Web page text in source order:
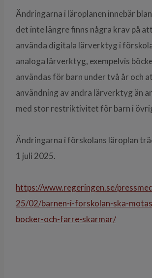
Ändringarna i läroplanen innebär
det inte längre finns några krav på
använda digitala lärverktyg i
analoga lärverktyg, exempelvis
användas för barn under två år och
användning av andra lärverktyg än
med stor restriktivitet för barn i
Ändringarna i förskolans läroplan
1 juli 2025.
https://www.regeringen.se/
25/02/barnen-i-forskolan-ska-
bocker-och-farre-skarmar/